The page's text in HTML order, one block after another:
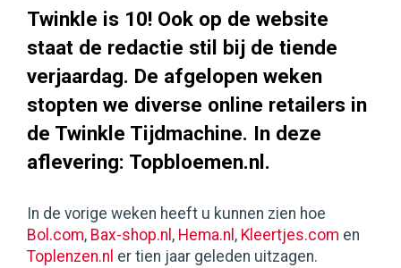
180101
Twinkle is 10! Ook op de website
staat de redactie stil bij de tiende
verjaardag. De afgelopen weken
stopten we diverse online retailers in
de Twinkle Tijdmachine. In deze
aflevering: Topbloemen.nl.
In de vorige weken heeft u kunnen zien hoe
Bol.com, Bax-shop.nl , Hema.nl , Kleertjes.com en
Toplenzen.nl er tien jaar geleden uitzagen.